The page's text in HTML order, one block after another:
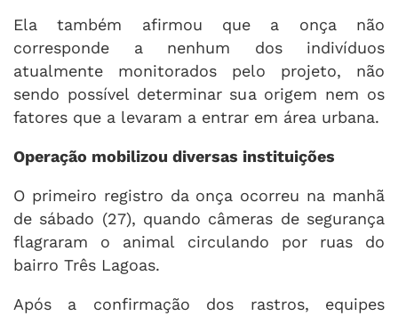
Ela também afirmou que a onça não
corresponde a nenhum dos indivíduos
atualmente monitorados pelo projeto, não
sendo possível determinar sua origem nem os
fatores que a levaram a entrar em área urbana.
Operação mobilizou diversas instituições
O primeiro registro da onça ocorreu na manhã
de sábado (27), quando câmeras de segurança
flagraram o animal circulando por ruas do
bairro Três Lagoas.
Após a confirmação dos rastros, equipes